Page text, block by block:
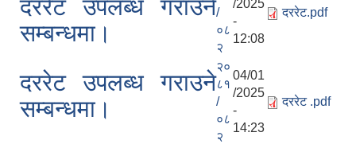
दररेट उपलब्ध गराउने
सम्बन्धमा।
/
०८
२
/2025
-
12:08
दररेट.pdf
दररेट उपलब्ध गराउने
सम्बन्धमा।
२०
८१
/
०८
२
04/01
/2025
-
14:23
दररेट .pdf